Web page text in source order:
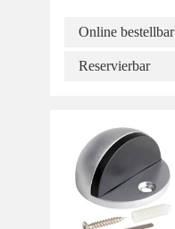
Online bestellbar
Reservierbar